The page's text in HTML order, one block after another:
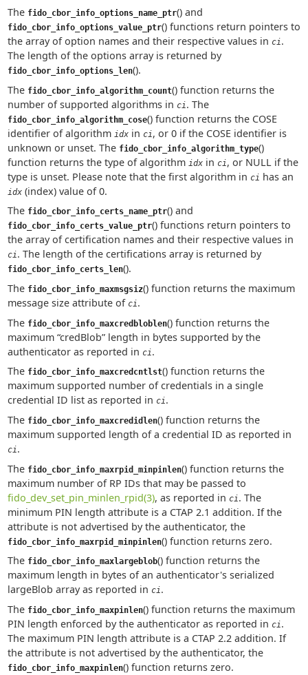
The fido_cbor_info_options_name_ptr() and
fido_cbor_info_options_value_ptr() functions return pointers to
the array of option names and their respective values in ci.
The length of the options array is returned by
fido_cbor_info_options_len().
The fido_cbor_info_algorithm_count() function returns the
number of supported algorithms in ci. The
fido_cbor_info_algorithm_cose() function returns the COSE
identifier of algorithm idxin ci, or 0 if the COSE identifier is
unknown or unset. The fido_cbor_info_algorithm_type()
function returns the type of algorithm idxin ci, or NULL if the
type is unset. Please note that the first algorithm in ci has an
idx(index) value of 0.
The fido_cbor_info_certs_name_ptr() and
fido_cbor_info_certs_value_ptr() functions return pointers to
the array of certification names and their respective values in
ci. The length of the certifications array is returned by
fido_cbor_info_certs_len().
The fido_cbor_info_maxmsgsiz() function returns the maximum
message size attribute of ci.
The fido_cbor_info_maxcredbloblen() function returns the
maximum “credBlob” length in bytes supported by the
authenticator as reported in ci.
The fido_cbor_info_maxcredcntlst() function returns the
maximum supported number of credentials in a single
credential ID list as reported in ci.
The fido_cbor_info_maxcredidlen() function returns the
maximum supported length of a credential ID as reported in
ci.
The fido_cbor_info_maxrpid_minpinlen() function returns the
maximum number of RP IDs that may be passed to
fido_dev_set_pin_minlen_rpid(3), as reported in ci. The
minimum PIN length attribute is a CTAP 2.1 addition. If the
attribute is not advertised by the authenticator, the
fido_cbor_info_maxrpid_minpinlen() function returns zero.
The fido_cbor_info_maxlargeblob() function returns the
maximum length in bytes of an authenticator's serialized
largeBlob array as reported in ci.
The fido_cbor_info_maxpinlen() function returns the maximum
PIN length enforced by the authenticator as reported in ci.
The maximum PIN length attribute is a CTAP 2.2 addition. If
the attribute is not advertised by the authenticator, the
fido_cbor_info_maxpinlen() function returns zero.